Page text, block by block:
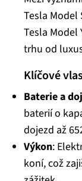
Tesla Model
Tesla Model
trhu od
Klíčové
Baterie a
baterií o
dojezd až
Výkon:
koní, což